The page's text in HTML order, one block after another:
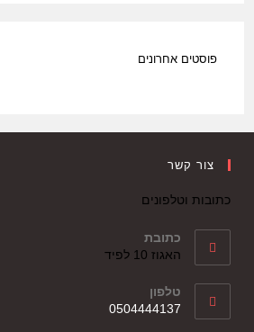
פוסטים אחרונים
צור קשר
כתובות וטלפונים
כתובת
האגוז 10 לפיד
טלפון
0504444137